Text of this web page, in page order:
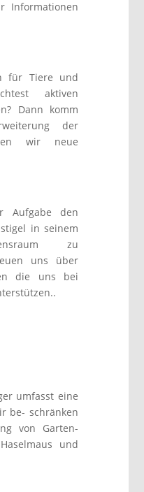
Informationen
für Tiere und
aktiven
Dann komm
der
wir neue
Aufgabe den
in seinem
zu
uns über
die uns bei
umfasst eine
be- schränken
von Garten-
und